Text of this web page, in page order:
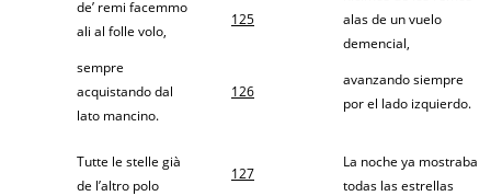
de’ remi facemmo
ali al folle volo,
125
alas de un vuelo
demencial,
sempre
acquistando dal
lato mancino.
126
avanzando siempre
por el lado izquierdo.
Tutte le stelle già
de l’altro polo
127
La noche ya mostraba
todas las estrellas